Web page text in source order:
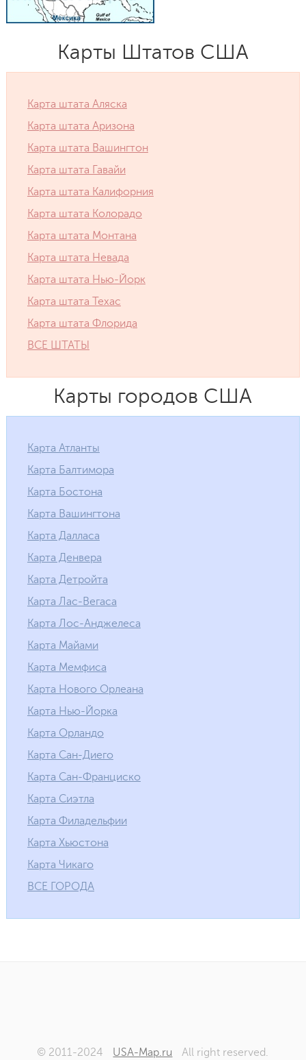
Карты Штатов США
Карта штата Аляска
Карта штата Аризона
Карта штата Вашингтон
Карта штата Гавайи
Карта штата Калифорния
Карта штата Колорадо
Карта штата Монтана
Карта штата Невада
Карта штата Нью-Йорк
Карта штата Техас
Карта штата Флорида
ВСЕ ШТАТЫ
Карты городов США
Карта Атланты
Карта Балтимора
Карта Бостона
Карта Вашингтона
Карта Далласа
Карта Денвера
Карта Детройта
Карта Лас-Вегаса
Карта Лос-Анджелеса
Карта Майами
Карта Мемфиса
Карта Нового Орлеана
Карта Нью-Йорка
Карта Орландо
Карта Сан-Диего
Карта Сан-Франциско
Карта Сиэтла
Карта Филадельфии
Карта Хьюстона
Карта Чикаго
ВСЕ ГОРОДА
© 2011-2024 USA-Map.ru All right reserved.